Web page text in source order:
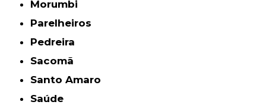
Morumbi
Parelheiros
Pedreira
Sacomã
Santo Amaro
Saúde